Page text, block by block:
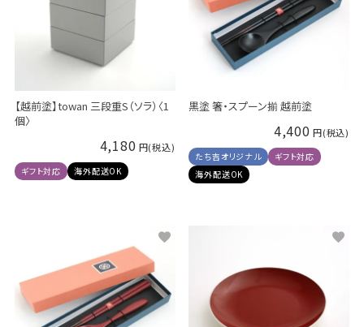
【越前塗】towan 三段重S（ソラ）〈1
個〉
4,180
ギフト対応 海外配送OK
黒塗 箸・スプーン揃 越前塗
4,400
たち吉オリジナル
ギフト対応
海外配送OK